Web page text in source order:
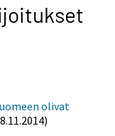
olivat